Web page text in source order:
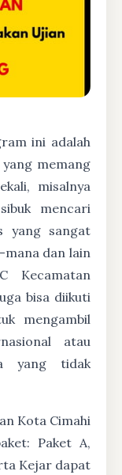
ini adalah
memang
misalnya
mencari
yang sangat
mana dan lain
Kecamatan
bisa diikuti
mengambil
atau
yang tidak
Kota Cimahi
Paket A,
Kejar dapat